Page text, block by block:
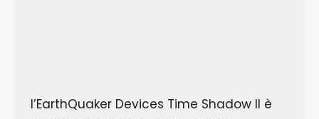
l’EarthQuaker Devices Time Shadow II è